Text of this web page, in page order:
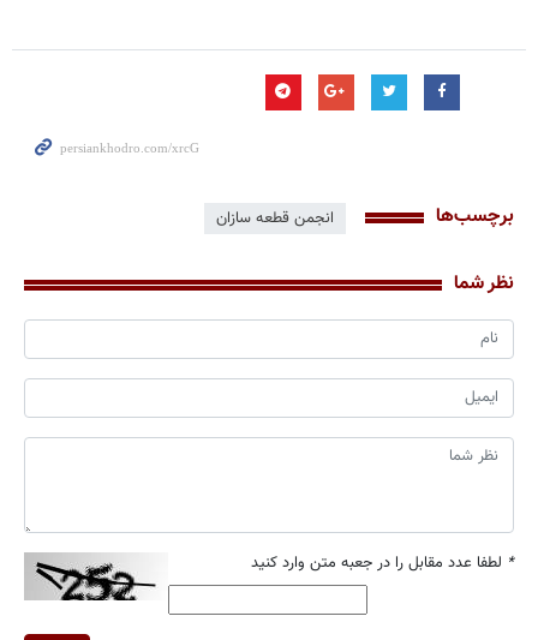
برچسب‌ها انجمن قطعه سازان
نظر شما
* لطفا عدد مقابل را در جعبه متن وارد کنید